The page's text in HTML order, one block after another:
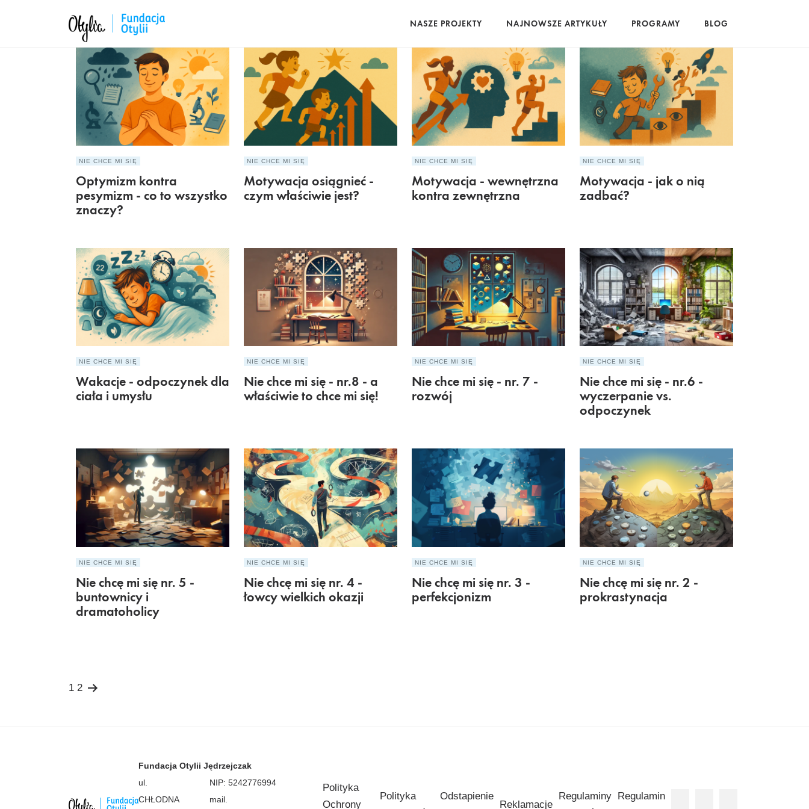
NASZE PROJEKTY NAJNOWSZE ARTYKUŁY PROGRAMY BLOG
NIE CHCE MI SIĘ
Optymizm kontra
pesymizm - co to wszystko
znaczy?
NIE CHCE MI SIĘ
Motywacja osiągnieć -
czym właściwie jest?
NIE CHCE MI SIĘ
Motywacja - wewnętrzna
kontra zewnętrzna
NIE CHCE MI SIĘ
Motywacja - jak o nią
zadbać?
NIE CHCE MI SIĘ
Wakacje - odpoczynek dla
ciała i umysłu
NIE CHCE MI SIĘ
Nie chce mi się - nr.8 - a
właściwie to chce mi się!
NIE CHCE MI SIĘ
Nie chce mi się - nr. 7 -
rozwój
NIE CHCE MI SIĘ
Nie chce mi się - nr.6 -
wyczerpanie vs.
odpoczynek
NIE CHCE MI SIĘ
Nie chcę mi się nr. 5 -
buntownicy i
dramatoholicy
NIE CHCE MI SIĘ
Nie chcę mi się nr. 4 -
łowcy wielkich okazji
NIE CHCE MI SIĘ
Nie chcę mi się nr. 3 -
perfekcjonizm
NIE CHCE MI SIĘ
Nie chcę mi się nr. 2 -
prokrastynacja
Stronicowanie
1 2
Fundacja Otylii Jędrzejczak
ul.
CHŁODNA
NIP: 5242776994
mail.
Polityka
Ochrony
Polityka
Odstapienie
Reklamacje
Regulaminy Regulamin